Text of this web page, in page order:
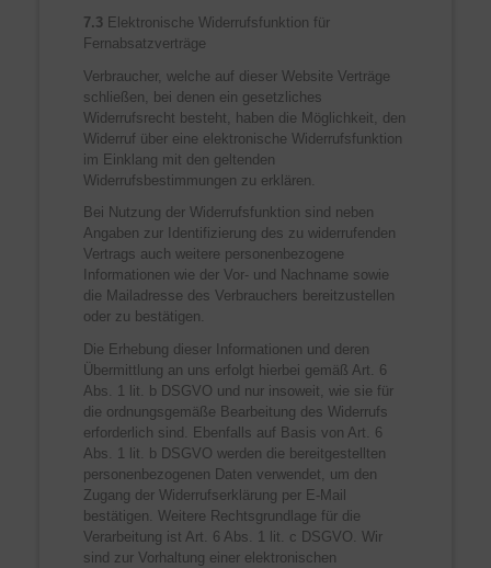
7.3Elektronische Widerrufsfunktion für
Fernabsatzverträge
Verbraucher, welche auf dieser Website Verträge
schließen, bei denen ein gesetzliches
Widerrufsrecht besteht, haben die Möglichkeit, den
Widerruf über eine elektronische Widerrufsfunktion
im Einklang mit den geltenden
Widerrufsbestimmungen zu erklären.
Bei Nutzung der Widerrufsfunktion sind neben
Angaben zur Identifizierung des zu widerrufenden
Vertrags auch weitere personenbezogene
Informationen wie der Vor- und Nachname sowie
die Mailadresse des Verbrauchers bereitzustellen
oder zu bestätigen.
Die Erhebung dieser Informationen und deren
Übermittlung an uns erfolgt hierbei gemäß Art. 6
Abs. 1 lit. b DSGVO und nur insoweit, wie sie für
die ordnungsgemäße Bearbeitung des Widerrufs
erforderlich sind. Ebenfalls auf Basis von Art. 6
Abs. 1 lit. b DSGVO werden die bereitgestellten
personenbezogenen Daten verwendet, um den
Zugang der Widerrufserklärung per E-Mail
bestätigen. Weitere Rechtsgrundlage für die
Verarbeitung ist Art. 6 Abs. 1 lit. c DSGVO. Wir
sind zur Vorhaltung einer elektronischen